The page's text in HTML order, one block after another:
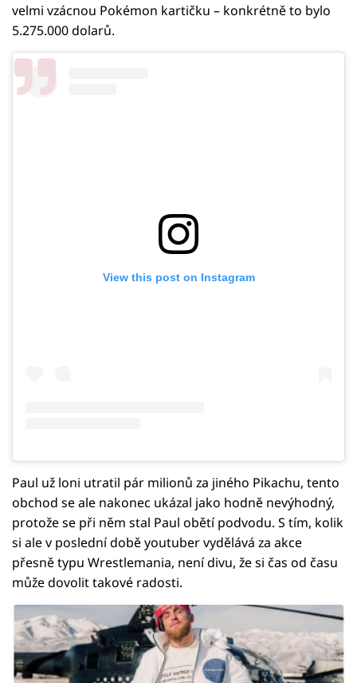
velmi vzácnou Pokémon kartičku – konkrétně to bylo
5.275.000 dolarů.
View this post on Instagram
Paul už loni utratil pár milionů za jiného Pikachu, tento
obchod se ale nakonec ukázal jako hodně nevýhodný,
protože se při něm stal Paul obětí podvodu. S tím, kolik
si ale v poslední době youtuber vydělává za akce
přesně typu Wrestlemania, není divu, že si čas od času
může dovolit takové radosti.